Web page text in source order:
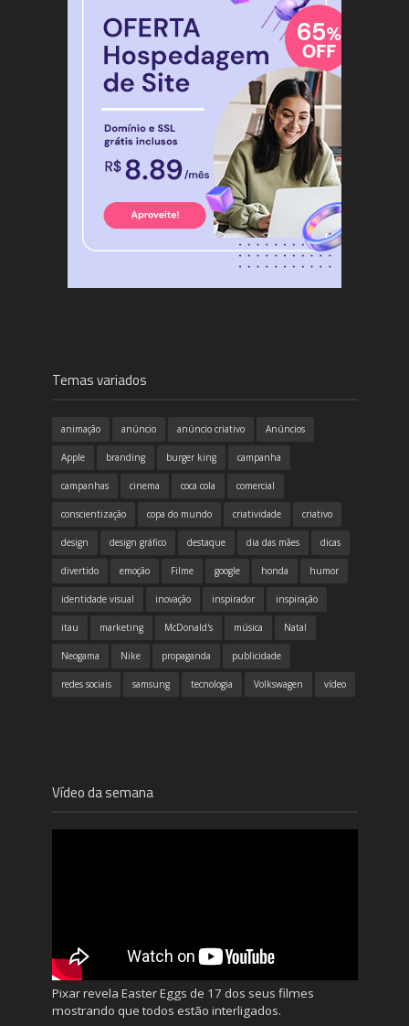
Temas variados
animação anúncio anúncio criativo Anúncios
Apple branding burger king campanha
campanhas cinema coca cola comercial
conscientização copa do mundo criatividade criativo
design design gráfico destaque dia das mães dicas
divertido emoção Filme google honda humor
identidade visual inovação inspirador inspiração
itau marketing McDonald's música Natal
Neogama Nike propaganda publicidade
redes sociais samsung tecnologia Volkswagen vídeo
Vídeo da semana
Pixar revela Easter Eggs de 17 dos seus filmes
mostrando que todos estão interligados.